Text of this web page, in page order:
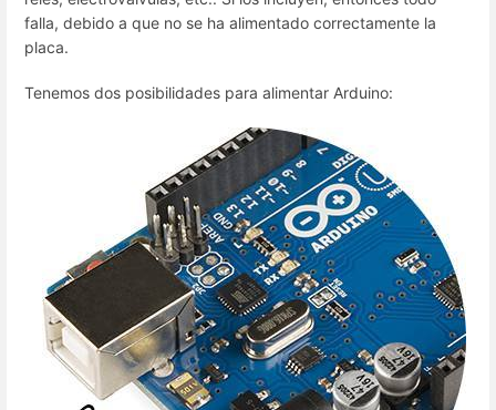
falla, debido a que no se ha alimentado correctamente la
placa.
Tenemos dos posibilidades para alimentar Arduino: